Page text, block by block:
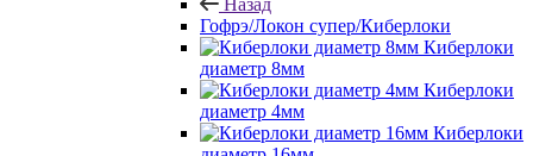
Назад
Гофрэ/Локон супер/Киберлоки
Киберлоки
диаметр 8мм
Киберлоки
диаметр 4мм
Киберлоки